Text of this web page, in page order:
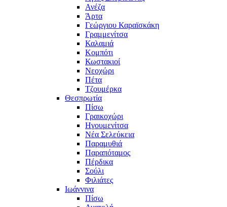
Ανέζα
Άρτα
Γεώργιου Καραϊσκάκη
Γραμμενίτσα
Καλαμιά
Κομπότι
Κωστακιοί
Νεοχώρι
Πέτα
Τζουμέρκα
Θεσπρωτία
Πίσω
Γραικοχώρι
Ηγουμενίτσα
Νέα Σελεύκεια
Παραμυθιά
Παραπόταμος
Πέρδικα
Σούλι
Φιλιάτες
Ιωάννινα
Πίσω